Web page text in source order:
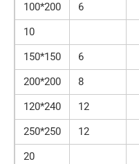
100*200
6
10
150*150
6
200*200
8
120*240
12
250*250
12
20